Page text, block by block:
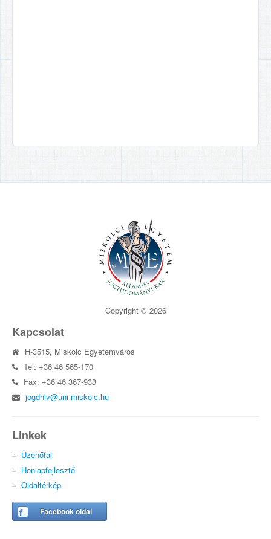
Copyright © 2026
Kapcsolat
H-3515, Miskolc Egyetemváros
Tel: +36 46 565-170
Fax: +36 46 367-933
jogdhiv@uni-miskolc.hu
Linkek
Üzenőfal
Honlapfejlesztő
Oldaltérkép
Facebook oldal